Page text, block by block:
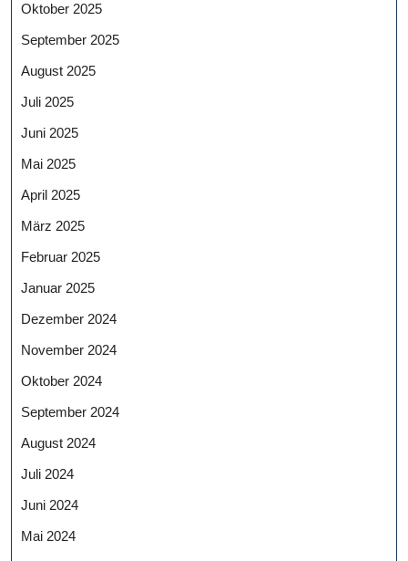
Oktober 2025
September 2025
August 2025
Juli 2025
Juni 2025
Mai 2025
April 2025
März 2025
Februar 2025
Januar 2025
Dezember 2024
November 2024
Oktober 2024
September 2024
August 2024
Juli 2024
Juni 2024
Mai 2024